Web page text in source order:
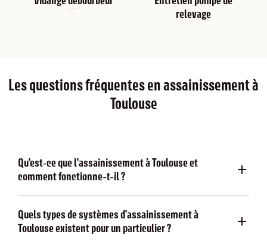
relevage
Les questions fréquentes en assainissement à
Toulouse
Qu'est-ce que l'assainissement à Toulouse et
comment fonctionne-t-il ?
Quels types de systèmes d'assainissement à
Toulouse existent pour un particulier ?